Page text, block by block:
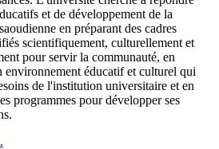
et de développement de la
en préparant des cadres
scientifiquement, culturellement et
pour servir la communauté, en
environnement éducatif et culturel qui
de l'institution universitaire et en
programmes pour développer ses